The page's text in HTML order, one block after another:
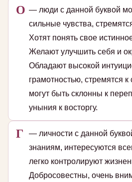
О — люди с данной буквой
сильные чувства,
Хотят понять свое
Желают улучшить себя и
Обладают высокой
грамотностью, стремятся
могут быть склонны к
уныния к восторгу.
Г
— личности с данной
знаниям, интересуются
легко контролируют
Добросовестны, очень